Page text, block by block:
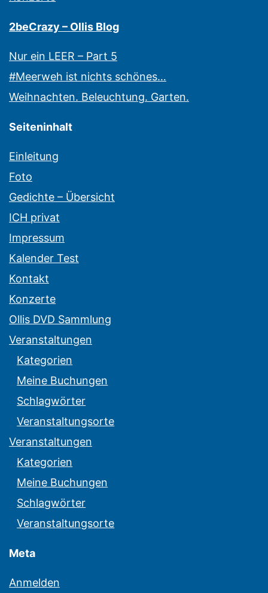
2beCrazy – Ollis Blog
Nur ein LEER – Part 5
#Meerweh ist nichts schönes…
Weihnachten. Beleuchtung. Garten.
Seiteninhalt
Einleitung
Foto
Gedichte – Übersicht
ICH privat
Impressum
Kalender Test
Kontakt
Konzerte
Ollis DVD Sammlung
Veranstaltungen
Kategorien
Meine Buchungen
Schlagwörter
Veranstaltungsorte
Veranstaltungen
Kategorien
Meine Buchungen
Schlagwörter
Veranstaltungsorte
Meta
Anmelden